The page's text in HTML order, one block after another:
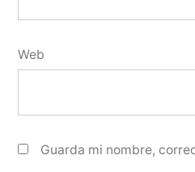
Web
Guarda mi nombre,